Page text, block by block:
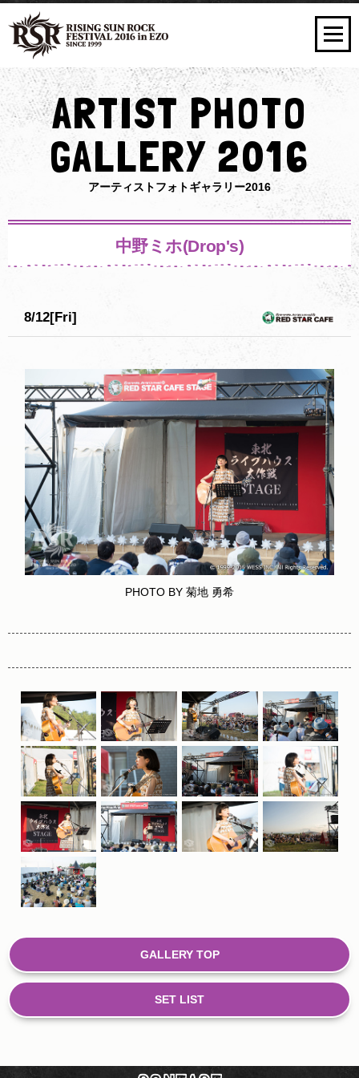
ARTIST PHOTO
GALLERY 2016
アーティストフォトギャラリー2016
中野ミホ(Drop's)
8/12[Fri]
PHOTO BY 菊地 勇希
GALLERY TOP
SET LIST